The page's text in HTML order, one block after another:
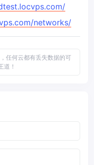
networks/
任何云都有丢失数据的可
道！